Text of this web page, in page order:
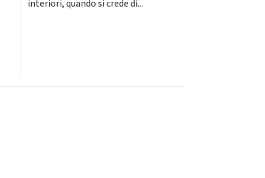
interiori, quando si crede di...